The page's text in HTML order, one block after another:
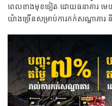
ពេលខាងមុខទៀត ដោយធនាគារ មេ
យ៉ាងច្រើនសម្រាប់ការកក់សណ្ឋាគា